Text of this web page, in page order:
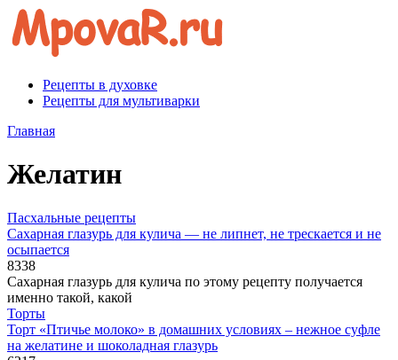
Перейти
контенту
Рецепты в духовке
Рецепты для мультиварки
Главная
Желатин
Пасхальные рецепты
Сахарная глазурь для кулича — не липнет, не трескается и не
осыпается
8338
Сахарная глазурь для кулича по этому рецепту получается
именно такой, какой
Торты
Торт «Птичье молоко» в домашних условиях – нежное суфле
на желатине и шоколадная глазурь